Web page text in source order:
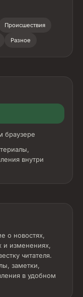
Происшествия
Разное
браузере
внутри
о новостях,
и изменениях,
читателя.
заметки,
в удобном